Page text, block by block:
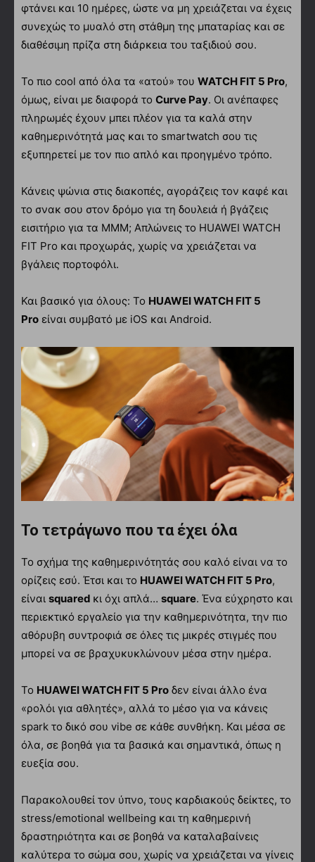
φτάνει και 10 ημέρες, ώστε να μη χρειάζεται να έχεις
συνεχώς το μυαλό στη στάθμη της μπαταρίας και σε
διαθέσιμη πρίζα στη διάρκεια του ταξιδιού σου.
Το πιο cool από όλα τα «ατού» του WATCH FIT 5 Pro,
όμως, είναι με διαφορά το Curve Pay. Οι ανέπαφες
πληρωμές έχουν μπει πλέον για τα καλά στην
καθημερινότητά μας και το smartwatch σου τις
εξυπηρετεί με τον πιο απλό και προηγμένο τρόπο.
Κάνεις ψώνια στις διακοπές, αγοράζεις τον καφέ και
το σνακ σου στον δρόμο για τη δουλειά ή βγάζεις
εισιτήριο για τα ΜΜΜ; Απλώνεις το HUAWEI WATCH
FIT Pro και προχωράς, χωρίς να χρειάζεται να
βγάλεις πορτοφόλι.
Και βασικό για όλους: Το HUAWEI WATCH FIT 5
Pro είναι συμβατό με iOS και Android.
Το τετράγωνο που τα έχει όλα
Το σχήμα της καθημερινότητάς σου καλό είναι να το
ορίζεις εσύ. Έτσι και το HUAWEI WATCH FIT 5 Pro,
είναι squared κι όχι απλά… square. Ένα εύχρηστο και
περιεκτικό εργαλείο για την καθημερινότητα, την πιο
αθόρυβη συντροφιά σε όλες τις μικρές στιγμές που
μπορεί να σε βραχυκυκλώνουν μέσα στην ημέρα.
Το HUAWEI WATCH FIT 5 Pro δεν είναι άλλο ένα
«ρολόι για αθλητές», αλλά το μέσο για να κάνεις
spark το δικό σου vibe σε κάθε συνθήκη. Και μέσα σε
όλα, σε βοηθά για τα βασικά και σημαντικά, όπως η
ευεξία σου.
Παρακολουθεί τον ύπνο, τους καρδιακούς δείκτες, το
stress/emotional wellbeing και τη καθημερινή
δραστηριότητα και σε βοηθά να καταλαβαίνεις
καλύτερα το σώμα σου, χωρίς να χρειάζεται να γίνεις